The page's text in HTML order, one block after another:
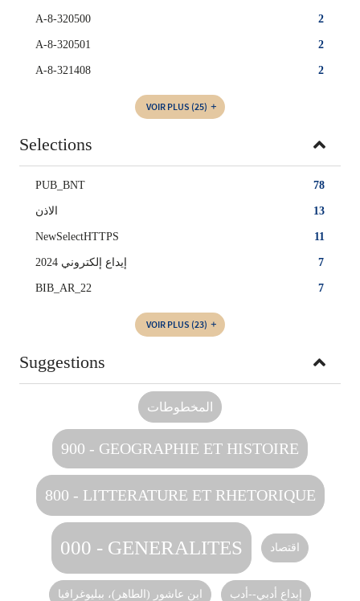
2
A-8-320500
2
A-8-320501
2
A-8-321408
VOIR PLUS (25)
Selections
78
PUB_BNT
13 الاذن
11
NewSelectHTTPS
7 2024 إيداع إلكتروني
7
BIB_AR_22
VOIR PLUS (23)
Suggestions
المخطوطات
900 - GEOGRAPHIE ET HISTOIRE
800 - LITTERATURE ET RHETORIQUE
000 - GENERALITES اقتصاد
ابن عاشور (الطاهر)، ببليوغرافيا إبداع أدبي--أدب